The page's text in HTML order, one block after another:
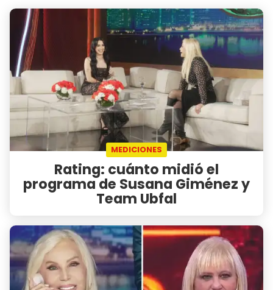
MEDICIONES
Rating: cuánto midió el
programa de Susana Giménez y
Team Ubfal